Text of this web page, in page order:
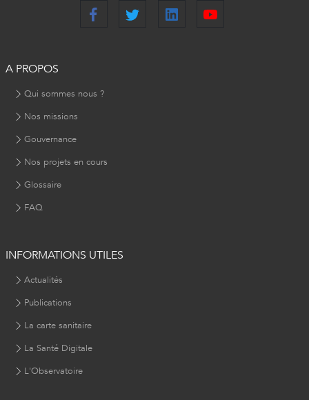
A PROPOS
Qui sommes nous ?
Nos missions
Gouvernance
Nos projets en cours
Glossaire
FAQ
INFORMATIONS UTILES
Actualités
Publications
La carte sanitaire
La Santé Digitale
L'Observatoire